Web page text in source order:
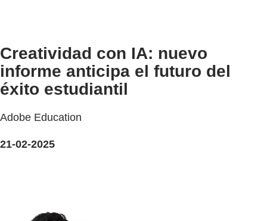
Creatividad con IA: nuevo
informe anticipa el futuro del
éxito estudiantil
Adobe Education
21-02-2025